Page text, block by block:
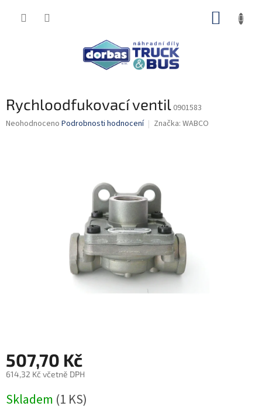
Rychloodfukovací ventil 0901583
Průměrné
Neohodnoceno Podrobnosti hodnocení Značka: WABCO
507,70 Kč
614,32 Kč včetně DPH
cena:
Skladem (1 KS)